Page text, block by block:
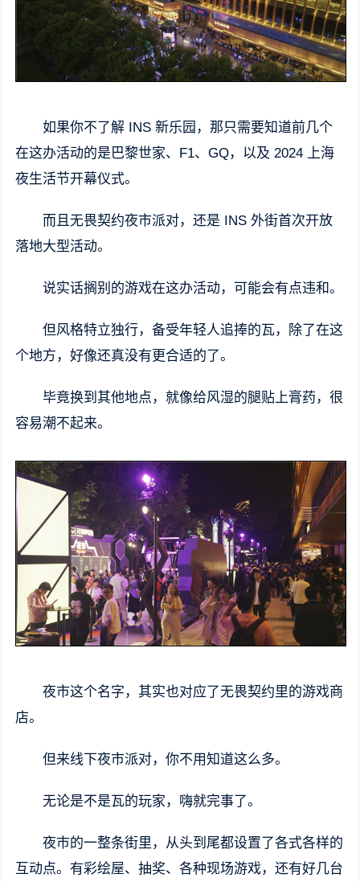
如果你不了解 INS 新乐园，那只需要知道前几个
在这办活动的是巴黎世家、F1、GQ，以及 2024 上海
夜生活节开幕仪式。
而且无畏契约夜市派对，还是 INS 外街首次开放
落地大型活动。
说实话搁别的游戏在这办活动，可能会有点违和。
但风格特立独行，备受年轻人追捧的瓦，除了在这
个地方，好像还真没有更合适的了。
毕竟换到其他地点，就像给风湿的腿贴上膏药，很
容易潮不起来。
夜市这个名字，其实也对应了无畏契约里的游戏商
店。
但来线下夜市派对，你不用知道这么多。
无论是不是瓦的玩家，嗨就完事了。
夜市的一整条街里，从头到尾都设置了各式各样的
互动点。有彩绘屋、抽奖、各种现场游戏，还有好几台